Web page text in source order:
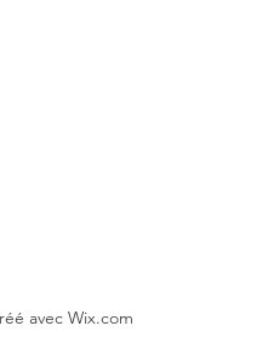
avec Wix.com